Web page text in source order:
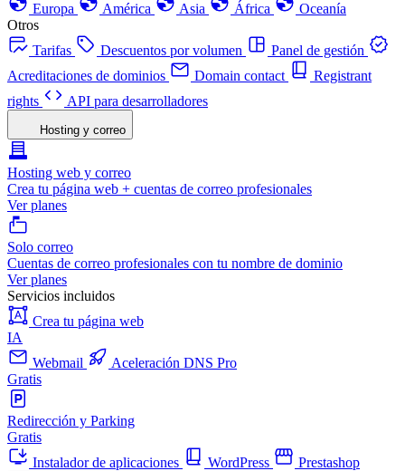
Europa
América Asia África
Oceanía
Otros
Tarifas
Descuentos por volumen
Panel de gestión
Acreditaciones de dominios
Domain contact
Registrant
rights
API para desarrolladores
Hosting y correo
Hosting web y correo
Crea tu página web + cuentas de correo profesionales
Ver planes
Solo correo
Cuentas de correo profesionales con tu nombre de dominio
Ver planes
Servicios incluidos
Crea tu página web
IA
Webmail
Aceleración DNS Pro
Gratis
Redirección y Parking
Gratis
Instalador de aplicaciones
WordPress Prestashop